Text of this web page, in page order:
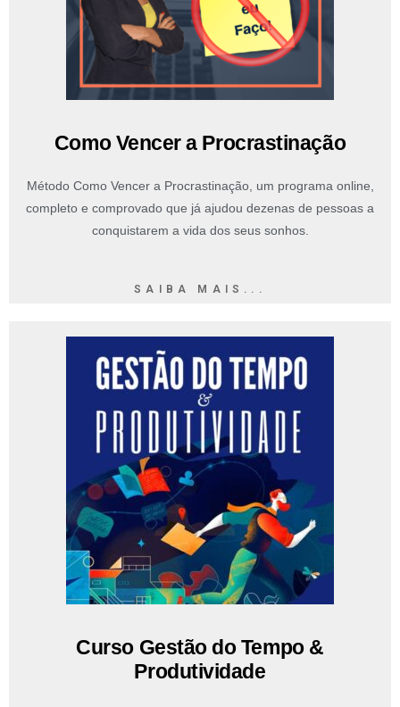
Como Vencer a Procrastinação
Método Como Vencer a Procrastinação, um programa online,
completo e comprovado que já ajudou dezenas de pessoas a
conquistarem a vida dos seus sonhos.
SAIBA MAIS...
Curso Gestão do Tempo &
Produtividade